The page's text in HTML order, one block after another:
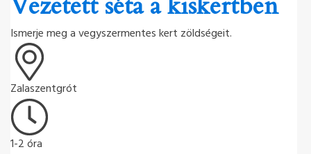
Ismerje meg a vegyszermentes kert zöldségeit.
Zalaszentgrót
1-2 óra